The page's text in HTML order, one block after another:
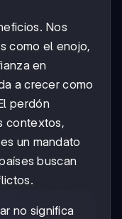
Nos
como el enojo,
en
a crecer como
perdón
contextos,
un mandato
buscan
no significa